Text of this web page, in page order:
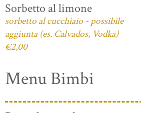
Sorbetto al limone
sorbetto al cucchiaio - possibile
aggiunta (es. Calvados, Vodka)
€2,00
Menu Bimbi